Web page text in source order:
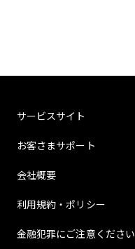
サービスサイト
お客さまサポート
会社概要
利用規約・ポリシー
金融犯罪にご注意ください